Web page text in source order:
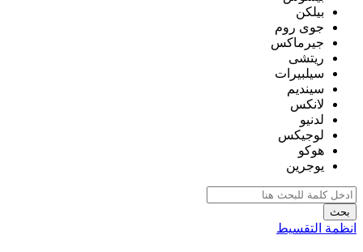
بيلكن
جوى روم
جيرماكس
ريتشى
سيلبيرات
سينديم
لانكس
لدنيو
لوجيكس
هوكو
يوجرين
بحث
انظمة التقسيط